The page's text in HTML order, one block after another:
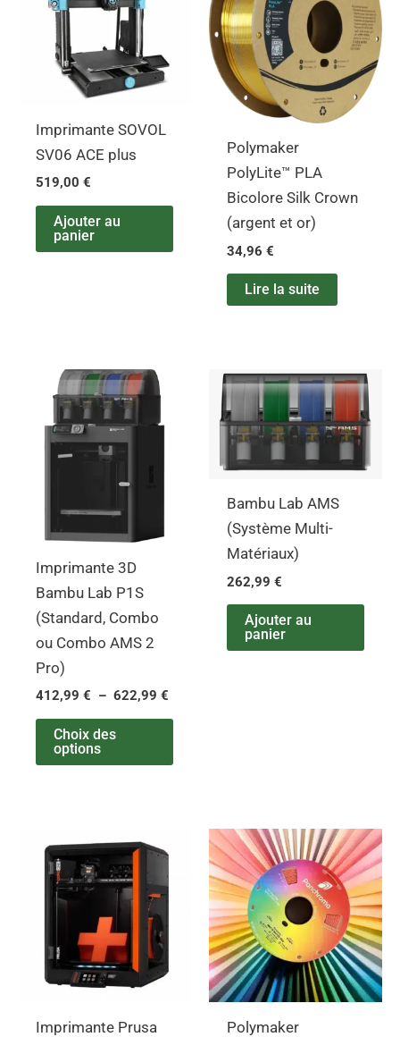
Imprimante SOVOL
SV06 ACE plus
519,00€
Ajouter au
panier
Polymaker
PolyLite™ PLA
Bicolore Silk Crown
(argent et or)
34,96€
Lire la suite
Imprimante 3D
Bambu Lab P1S
(Standard, Combo
ou Combo AMS 2
Pro)
412,99€ – 622,99€
412,99 €
622,99 €
Choix des
options
choisies
Bambu Lab AMS
(Système Multi-
Matériaux)
262,99€
Ajouter au
panier
Imprimante Prusa
Polymaker
Ce
a
Les